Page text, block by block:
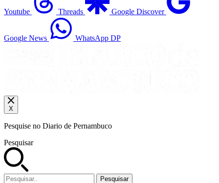
Youtube Threads Google Discover
Google News WhatsApp DP
X
Pesquise no Diario de Pernambuco
Pesquisar
Pesquisar